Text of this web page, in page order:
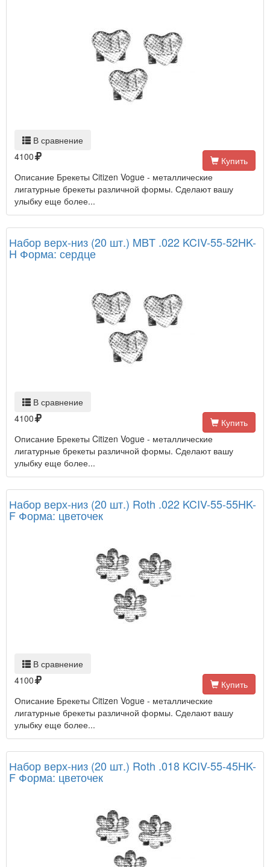
В сравнение
4100
Купить
Описание Брекеты Citizen Vogue - металлические
лигатурные брекеты различной формы. Сделают вашу
улыбку еще более...
Набор верх-низ (20 шт.) MBT .022 KCIV-55-52HK-
H Форма: сердце
В сравнение
4100
Купить
Описание Брекеты Citizen Vogue - металлические
лигатурные брекеты различной формы. Сделают вашу
улыбку еще более...
Набор верх-низ (20 шт.) Roth .022 KCIV-55-55HK-
F Форма: цветочек
В сравнение
4100
Купить
Описание Брекеты Citizen Vogue - металлические
лигатурные брекеты различной формы. Сделают вашу
улыбку еще более...
Набор верх-низ (20 шт.) Roth .018 KCIV-55-45HK-
F Форма: цветочек